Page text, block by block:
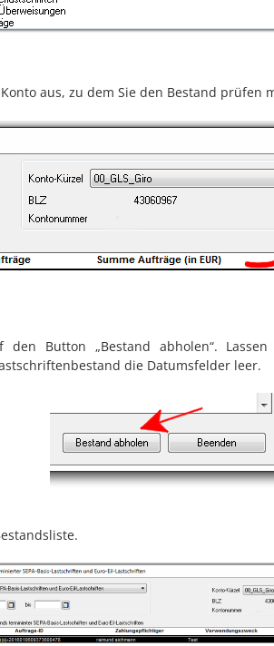
aus, zu dem Sie den Bestand prüfen
den Button „Bestand abholen“.
die Datumsfelder leer.